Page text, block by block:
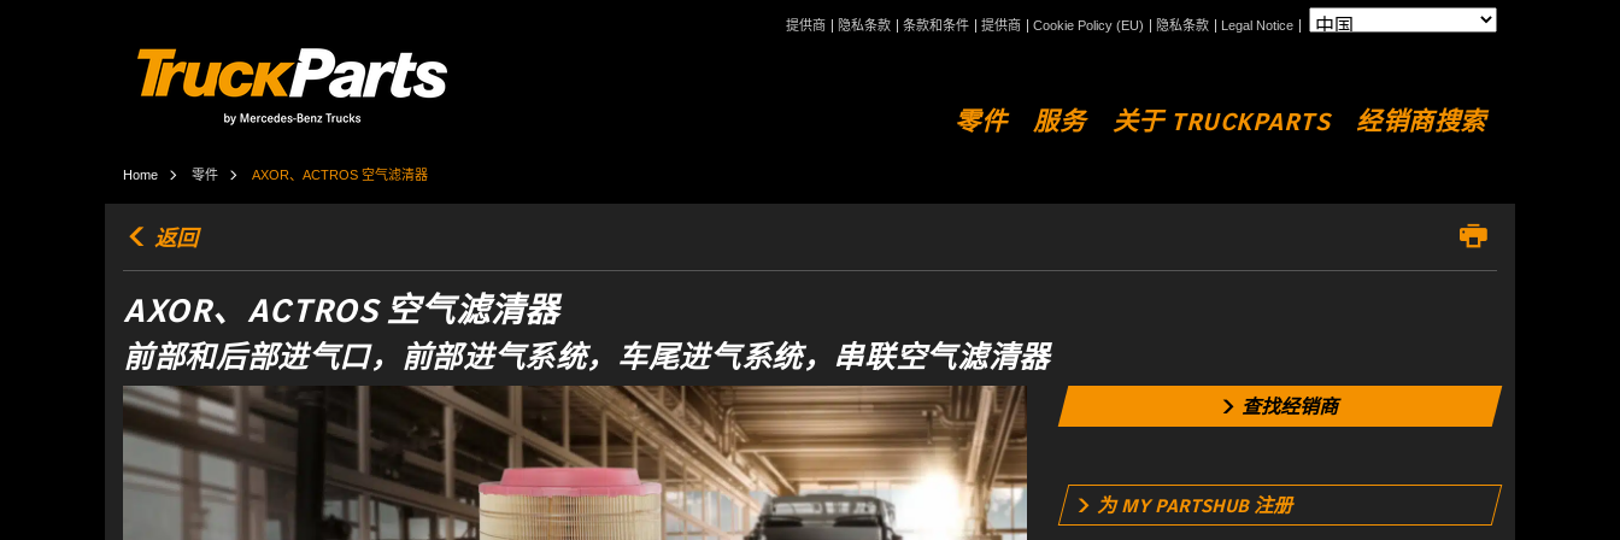
提供商 隐私条款 条款和条件 提供商 Cookie Policy (EU) 隐私条款 Legal Notice
零件 服务 关于 TRUCKPARTS 经销商搜索
Home 零件 AXOR、ACTROS 空气滤清器
返回
AXOR、ACTROS 空气滤清器
前部和后部进气口，前部进气系统，车尾进气系统，串联空气滤清器
查找经销商
为 MY PARTSHUB 注册